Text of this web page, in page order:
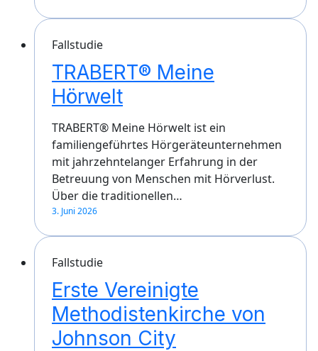
Fallstudie
TRABERT® Meine
Hörwelt
TRABERT® Meine Hörwelt ist ein
familiengeführtes Hörgeräteunternehmen
mit jahrzehntelanger Erfahrung in der
Betreuung von Menschen mit Hörverlust.
Über die traditionellen…
3. Juni 2026
Fallstudie
Erste Vereinigte
Methodistenkirche von
Johnson City